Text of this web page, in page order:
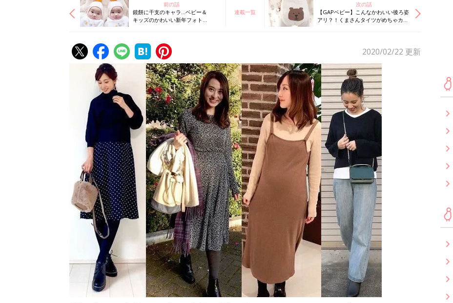
前の話
鏡餅に干支のキャラ…ベビー＆
キッズのかわいい新年フォトを
連載一覧
次の話
【GAPベビー】こんなかわいい後ろ姿
アリ？！くまさんタイツがめちゃカワ
2020/02/22 更新